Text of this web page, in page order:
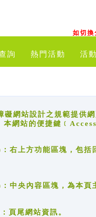
如切
詢 熱門活動 活
礙網站設計之規範提供
站的便捷鍵
方功能區塊，包括回
央內容區塊，為本頁主
尾網站資訊。